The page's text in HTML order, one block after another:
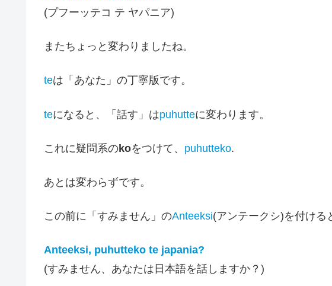
(プフーッテコ テ ヤパニア)
またちょっと変わりましたね。
teは「あなた」の丁寧版です。
teになると、「話す」はpuhutteに変わります。
これに疑問系のkoをつけて、 puhutteko.
あとは変わらずです。
この前に「すみません」のAnteeksi(アンテークシ)を付ける
Anteeksi, puhutteko te japania?
(すみません、あなたは日本語を話しますか？)